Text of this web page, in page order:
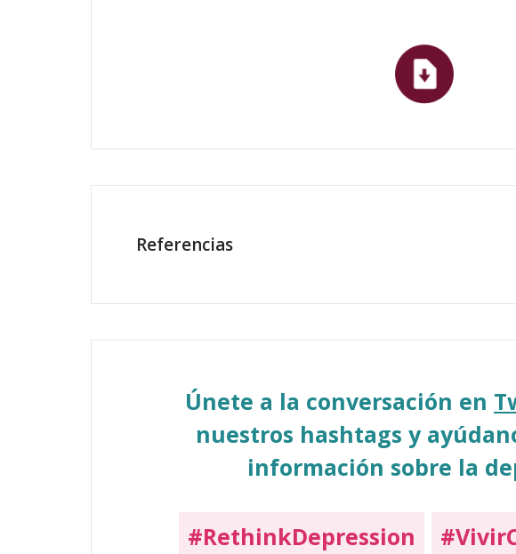
Referencias
Únete a la conversación en
nuestros hashtags y
información sobre la
#RethinkDepression